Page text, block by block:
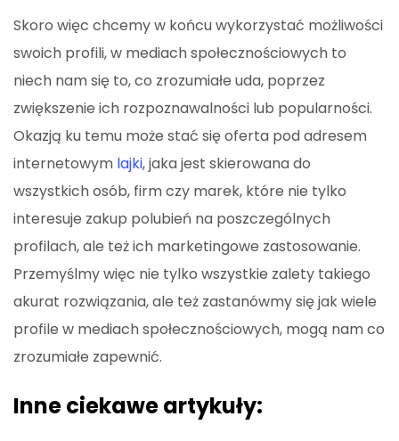
Skoro więc chcemy w końcu wykorzystać możliwości
swoich profili, w mediach społecznościowych to
niech nam się to, co zrozumiałe uda, poprzez
zwiększenie ich rozpoznawalności lub popularności.
Okazją ku temu może stać się oferta pod adresem
internetowym lajki, jaka jest skierowana do
wszystkich osób, firm czy marek, które nie tylko
interesuje zakup polubień na poszczególnych
profilach, ale też ich marketingowe zastosowanie.
Przemyślmy więc nie tylko wszystkie zalety takiego
akurat rozwiązania, ale też zastanówmy się jak wiele
profile w mediach społecznościowych, mogą nam co
zrozumiałe zapewnić.
Inne ciekawe artykuły: